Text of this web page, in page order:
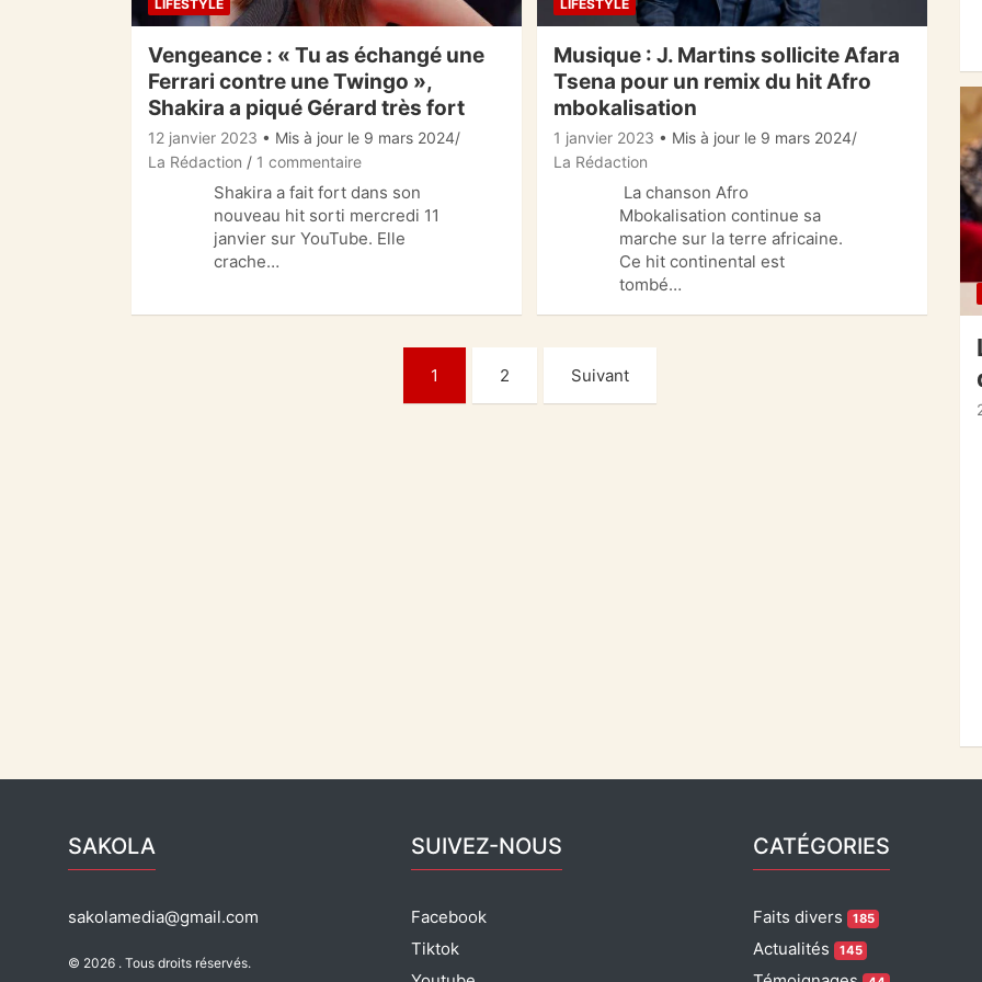
LIFESTYLE
Vengeance : « Tu as échangé une
Ferrari contre une Twingo »,
Shakira a piqué Gérard très fort
12 janvier 2023 • Mis à jour le 9 mars 2024
La Rédaction
1 commentaire
Shakira a fait fort dans son
nouveau hit sorti mercredi 11
janvier sur YouTube. Elle
crache…
LIFESTYLE
Musique : J. Martins sollicite Afara
Tsena pour un remix du hit Afro
mbokalisation
1 janvier 2023 • Mis à jour le 9 mars 2024
La Rédaction
La chanson Afro
Mbokalisation continue sa
marche sur la terre africaine.
Ce hit continental est
tombé…
1 2 Suivant
SAKOLA
sakolamedia@gmail.com
© 2026 . Tous droits réservés.
SUIVEZ-NOUS
Facebook
Tiktok
CATÉGORIES
Faits divers 185
Actualités 145